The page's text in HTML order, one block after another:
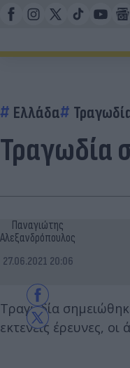
Ελλάδα
Τραγωδία
Παναγιώτης
Αλεξανδρόπουλος
27.06.2021 20:06
Τραγωδία
εκτενείς έρευνες,